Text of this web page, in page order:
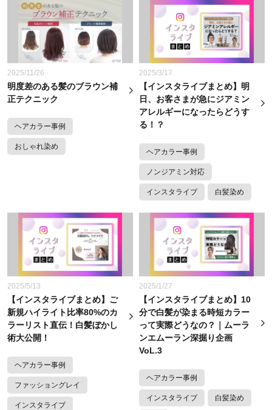
2025/11/26
明度差のある髪のブラウン補
正テクニック
ヘアカラー事例
おしゃれ染め
2025/3/17
【インスタライブまとめ】明
日、お客さまが急にジアミン
アレルギーになったらどうす
る！？
ヘアカラー事例
ノンジアミン対応
インスタライブ 白髪染め
2025/5/13
【インスタライブまとめ】ご
新規ハイライト比率80%のカ
ラーリスト直伝！白髪ぼかし
術大公開！
ヘアカラー事例
ファッショングレイ
インスタライブ
2025/1/27
【インスタライブまとめ】10
分で白髪が染まる時短カラー
って実際どうなの？｜ムーラ
ンエムーラン深掘り企画
VoL.3
ヘアカラー事例
インスタライブ 白髪染め